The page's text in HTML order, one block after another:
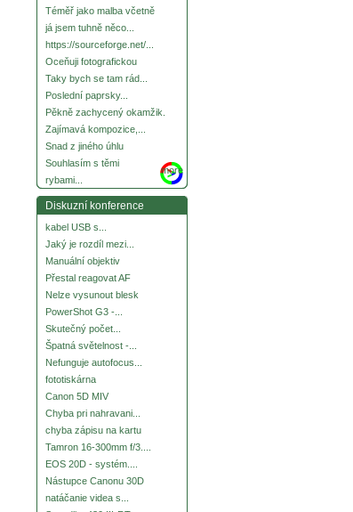
Téměř jako malba včetně
já jsem tuhně něco...
https://sourceforge.net/...
Oceňuji fotografickou
Taky bych se tam rád...
Poslední paprsky...
Pěkně zachycený okamžik.
Zajímavá kompozice,...
Snad z jiného úhlu
Souhlasím s těmi
rybami...
more
Diskuzní konference
kabel USB s...
Jaký je rozdíl mezi...
Manuální objektiv
Přestal reagovat AF
Nelze vysunout blesk
PowerShot G3 -...
Skutečný počet...
Špatná světelnost -...
Nefunguje autofocus...
fototiskárna
Canon 5D MIV
Chyba pri nahravani...
chyba zápisu na kartu
Tamron 16-300mm f/3....
EOS 20D - systém....
Nástupce Canonu 30D
natáčanie videa s...